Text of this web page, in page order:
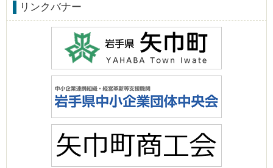
リンクバナー